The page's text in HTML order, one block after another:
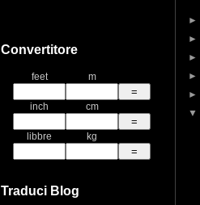
Convertitore
feet m
inch cm
libbre kg
Traduci Blog
►
►
►
►
►
▼